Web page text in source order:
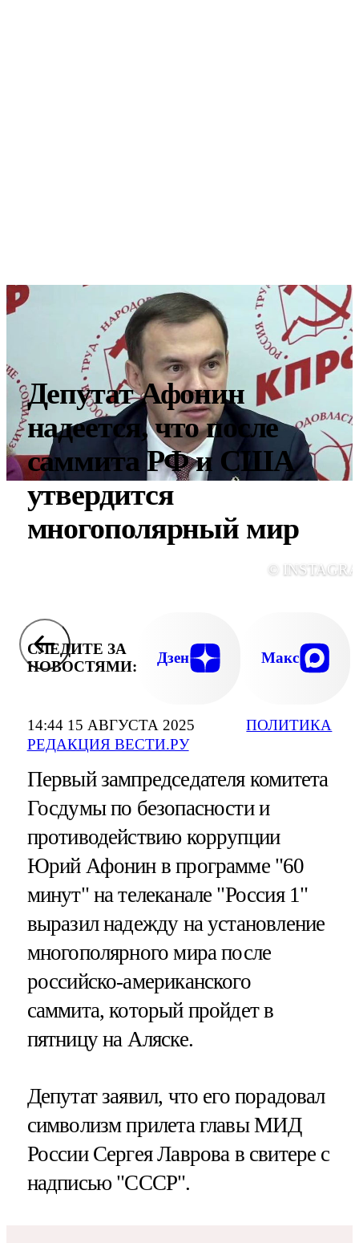
14:44 15 АВГУСТА 2025
РЕДАКЦИЯ ВЕСТИ.РУ
ПОЛИТИКА
Депутат Афонин
надеется, что после
саммита РФ и США
утвердится
многополярный мир
©
СЛЕДИТЕ ЗА
НОВОСТЯМИ:
Дзен Макс
Первый зампредседателя комитета
Госдумы по безопасности и
противодействию коррупции
Юрий Афонин в программе "60
минут" на телеканале "Россия 1"
выразил надежду на установление
многополярного мира после
российско-американского
саммита, который пройдет в
пятницу на Аляске.
Депутат заявил, что его порадовал
символизм прилета главы МИД
России Сергея Лаврова в свитере с
надписью "СССР".